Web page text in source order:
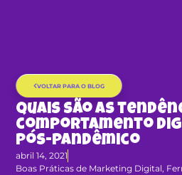
VOLTAR PARA O BLOG
Quais são as
comportamento
pós-pandêmico
abril 14, 2021
Boas Práticas de Marketing Digital,